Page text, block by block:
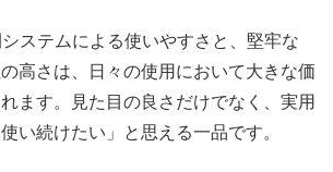
ステムによる使いやすさと、堅牢な
高さは、日々の使用において大きな価
ます。見た目の良さだけでなく、実用
い続けたい」と思える一品です。